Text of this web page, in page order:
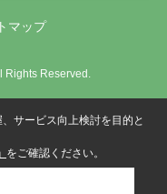
マップ
Rights Reserved.
サービス向上検討を目的と
をご確認ください。